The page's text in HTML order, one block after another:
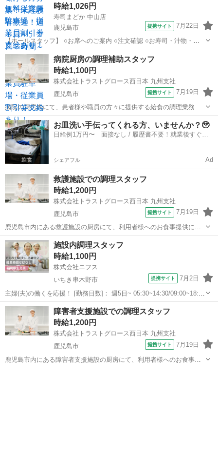
時給1,026円
寿司まどか 中山店
鹿児島市
提携サイト 7月22日
【ホールスタッフ】 ○お席へのご案内 ○注文確認 ○お寿司・汁物・揚
げ物などのお料理提供 ○レジ・お席やフロアの片付け など お寿司やお
味噌汁など、パパッと運べるものがメイン！ すぐに慣れますよ(*^^*)
【キッチンスタ...
鹿児島 鹿児島市 キッチン
病院厨房の調理補助スタッフ
時給1,100円
株式会社トラストグロース西日本 九州支社
鹿児島市
提携サイト 7月19日
病院の厨房内にて、患者様や職員の方々に提供する給食の調理業務全
般をお任せします。 献立に基づいたメイン調理、味付け 食材の仕込
み、カット 患者様の状態に合わせた食形態(きざみ食、とろみ食など)
の調理・仕上げ 盛り付け...
鹿児島 鹿児島市 キッチン
お皿洗い手伝ってくれる方、いませんか？🥹
日給例1万円〜 面接なし / 履歴書不要！就業後すぐに
シェアフル Ad
救護施設での調理スタッフ
時給1,200円
株式会社トラストグロース西日本 九州支社
鹿児島市
提携サイト 7月19日
鹿児島市内にある救護施設の厨房にて、利用者様へのお食事提供に関
わる調理業務全般をお任せします。 食材のカット・仕込み 調理、盛り
付け 配膳、下膳 食器や調理器具の洗浄、厨房内の清掃 など 大手企業
ならではのレシピや...
鹿児島 鹿児島市 キッチン
施設内調理スタッフ
時給1,100円
株式会社ニフス
いちき串木野市
提携サイト 7月2日
主婦(夫)の働くを応援！ [勤務日数]： 週5日~ 05:30~14:30/09:00~18:00
月/火/水/木/金/土/日 などから選べます [勤務地・最寄駅]： 鹿児島県い
ちき串木野市大里992 吹上園・市来松寿園...
鹿児島 いちき串木野市 キッチン
障害者支援施設での調理スタッフ
時給1,200円
株式会社トラストグロース西日本 九州支社
鹿児島市
提携サイト 7月19日
鹿児島市内にある障害者支援施設の厨房にて、利用者様へのお食事提